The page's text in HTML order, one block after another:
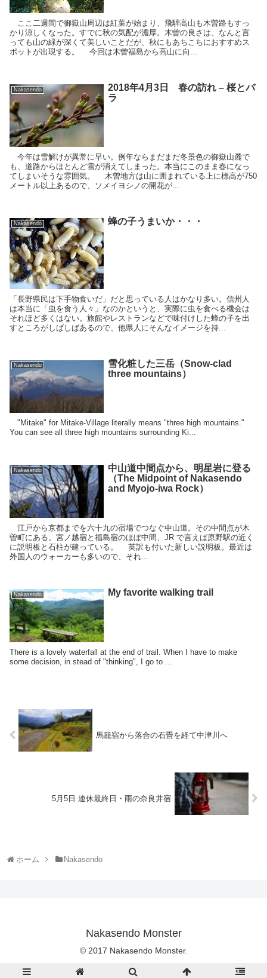
ここ二週間で御嶽山周辺は紅葉が始まり、飛騨高山も木曽路もすっ
かり涼しくなった。すでに秋の気配が濃厚。木曽の良さは、なんと言
っても山の緑が深くて美しいことだが、秋にもあちこちにおすすめス
ポットが出現する。 今回は木曽福島から高山に向...
Nakasendo
2018年4月3日 春の訪れ – 桜とバ
ラ
今年は雪解けが異常に早い。例年ならまだまだ冬景色の御嶽山麓で
も、道路からほとんど雪が消えてしまった。本当にこのまま春になっ
てしまいそうな雰囲気。 木曽地方は山に囲まれている上に標高が750
メートル以上あるので、ソメイヨシノの開花が...
Nakasendo 蜂の子うまいか・・・
「長野県民は下手物食いだ」だと思っている人はかなり多い。信州人
は本当に「虫を食う人々」なのかというと、実際に虫を食べる機会は
それほど多くはない。旅館やレストランなどで味付けした蜂の子を出
すところがしばしばあるので、他県人にそんなイメージを持...
Nakasendo
雪化粧した三岳（Snow-clad
three mountains）
"Mitake" for Mitake-Village literally means "three high mountains."
You can see all three high mountains surrounding Ki...
Nakasendo
中山道中間点から、明星岩に登る
（The Midpoint of Nakasendo
and Myojo-iwa Rock）
江戸から京都までを六十九の宿場でつなぐ中山道。その中間点が木
曽町にある。宮ノ越宿と福島宿のほぼ中間、JR で言えば原野駅の近く
に説明板と石柱が建っている。 英訳も付いた新しい説明板。最近は
外国人のウォーカーも多いので、それ...
Nakasendo My favorite walking trail
There is a lovely waterfall at the end of trail. When I have to make
some decision, in stead of "thinking", I go to ...
馬籠宿から落合の石畳を経て中津川へ
5月5日 連休最終日・雨の奈良井宿
ホーム Nakasendo
Nakasendo Monster
© 2017 Nakasendo Monster.